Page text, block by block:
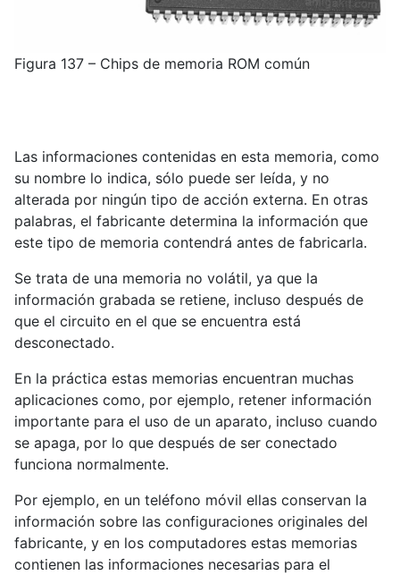
Figura 137 – Chips de memoria ROM común
Las informaciones contenidas en esta memoria, como
su nombre lo indica, sólo puede ser leída, y no
alterada por ningún tipo de acción externa. En otras
palabras, el fabricante determina la información que
este tipo de memoria contendrá antes de fabricarla.
Se trata de una memoria no volátil, ya que la
información grabada se retiene, incluso después de
que el circuito en el que se encuentra está
desconectado.
En la práctica estas memorias encuentran muchas
aplicaciones como, por ejemplo, retener información
importante para el uso de un aparato, incluso cuando
se apaga, por lo que después de ser conectado
funciona normalmente.
Por ejemplo, en un teléfono móvil ellas conservan la
información sobre las configuraciones originales del
fabricante, y en los computadores estas memorias
contienen las informaciones necesarias para el